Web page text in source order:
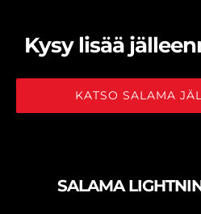
Kysy lisää
KATSO SALAMA
SALAMA